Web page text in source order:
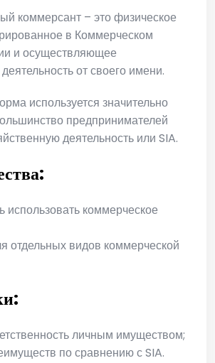
коммерсант – это физическое
в Коммерческом
и осуществляющее
от своего имени.
используется значительно
предпринимателей
деятельность или SIA.
использовать коммерческое
отдельных видов коммерческой
личным имуществом;
по сравнению с SIA.